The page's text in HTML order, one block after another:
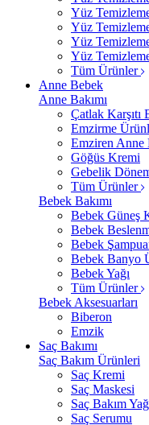
Yüz
Yüz
Yüz
Yüz
Tüm Ürünler
Anne Bebek
Anne Bakımı
Çatlak Karşıtı
Emzirme
Emziren Anne
Göğüs Kremi
Gebelik
Tüm Ürünler
Bebek Bakımı
Bebek Güneş
Bebek
Bebek
Bebek Banyo
Bebek Yağı
Tüm Ürünler
Bebek Aksesuarları
Biberon
Emzik
Saç Bakımı
Saç Bakım Ürünleri
Saç Kremi
Saç Maskesi
Saç Bakım
Saç Serumu